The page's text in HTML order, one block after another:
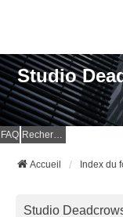
Studio
FAQ Rechercher
Accueil Index du
Studio